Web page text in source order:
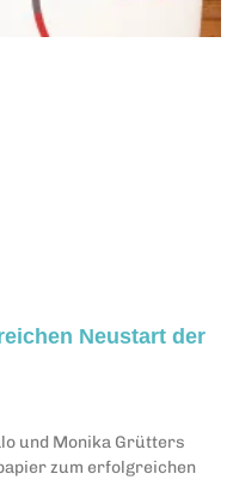
Neustart der
und Monika Grütters
zum erfolgreichen